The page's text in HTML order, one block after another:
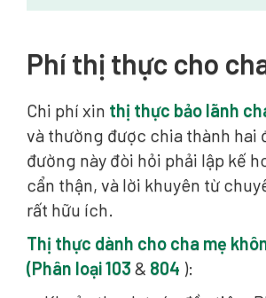
Phí thị thực cho
Chi phí xin thị thực bảo lãnh
và thường được chia thành hai
đường này đòi hỏi phải lập kế
cẩn thận, và lời khuyên từ
rất hữu ích.
Thị thực dành cho cha mẹ
(Phân loại 103 & 804 ):